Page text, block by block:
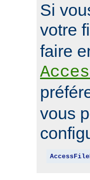
Si
votre
faire
vous